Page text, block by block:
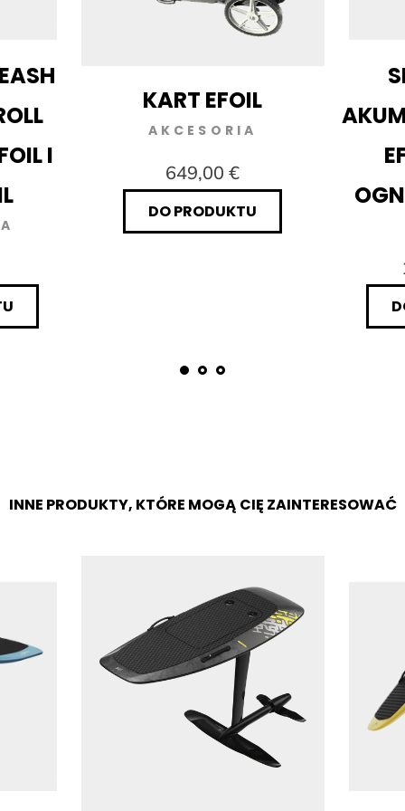
I
KART EFOIL
AKCESORIA
649,00 €
DO PRODUKTU
INNE PRODUKTY, KTÓRE MOGĄ CIĘ ZAINTERESOWAĆ